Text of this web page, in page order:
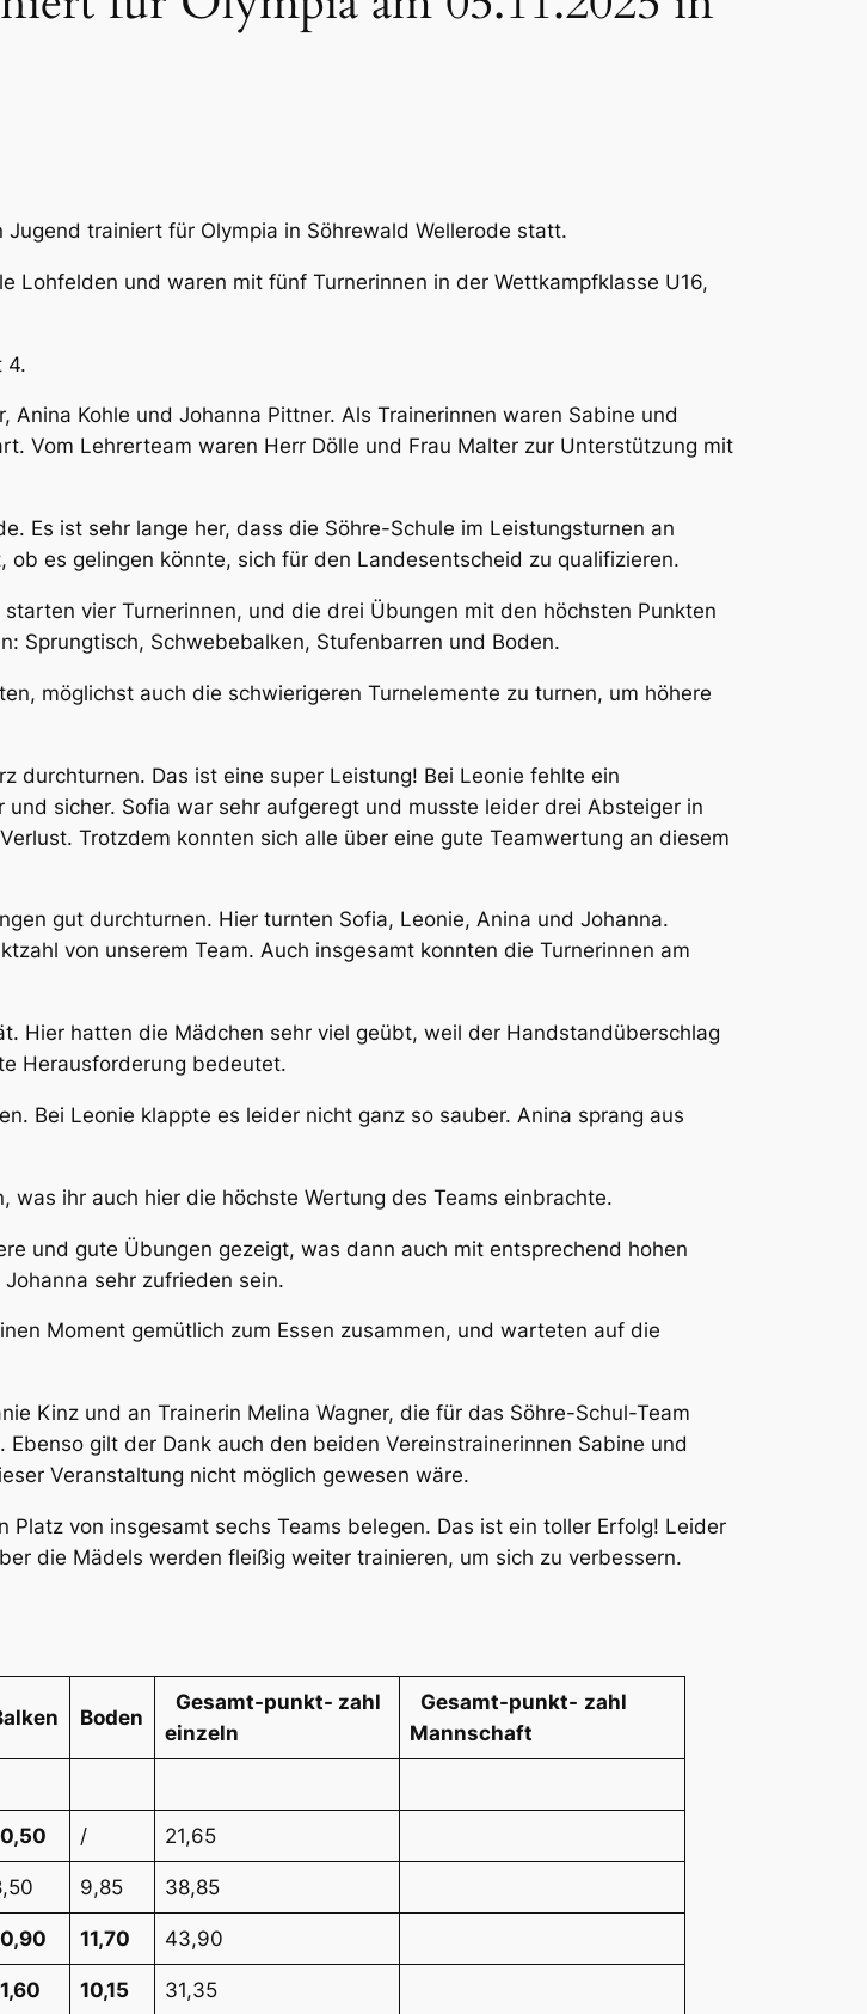
trainiert für Olympia in Söhrewald Wellerode statt.
Lohfelden und waren mit fünf Turnerinnen in der Wettkampfklasse U16,
4.
Anina Kohle und Johanna Pittner. Als Trainerinnen waren Sabine und
Vom Lehrerteam waren Herr Dölle und Frau Malter zur Unterstützung mit
Es ist sehr lange her, dass die Söhre-Schule im Leistungsturnen an
es gelingen könnte, sich für den Landesentscheid zu qualifizieren.
vier Turnerinnen, und die drei Übungen mit den höchsten Punkten
Sprungtisch, Schwebebalken, Stufenbarren und Boden.
möglichst auch die schwierigeren Turnelemente zu turnen, um höhere
durchturnen. Das ist eine super Leistung! Bei Leonie fehlte ein
sicher. Sofia war sehr aufgeregt und musste leider drei Absteiger in
Trotzdem konnten sich alle über eine gute Teamwertung an diesem
gut durchturnen. Hier turnten Sofia, Leonie, Anina und Johanna.
von unserem Team. Auch insgesamt konnten die Turnerinnen am
Hier hatten die Mädchen sehr viel geübt, weil der Handstandüberschlag
Herausforderung bedeutet.
Bei Leonie klappte es leider nicht ganz so sauber. Anina sprang aus
ihr auch hier die höchste Wertung des Teams einbrachte.
und gute Übungen gezeigt, was dann auch mit entsprechend hohen
sehr zufrieden sein.
Moment gemütlich zum Essen zusammen, und warteten auf die
Kinz und an Trainerin Melina Wagner, die für das Söhre-Schul-Team
gilt der Dank auch den beiden Vereinstrainerinnen Sabine und
Veranstaltung nicht möglich gewesen wäre.
von insgesamt sechs Teams belegen. Das ist ein toller Erfolg! Leider
die Mädels werden fleißig weiter trainieren, um sich zu verbessern.
Boden
Gesamt-punkt- zahl
einzeln
Gesamt-punkt- zahl
Mannschaft
/ 21,65
9,85 38,85
11,70 43,90
10,15 31,35